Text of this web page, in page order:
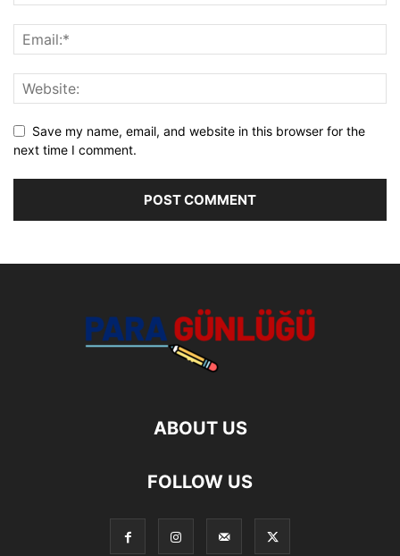
Save my name, email, and website in this browser for the
next time I comment.
ABOUT US
FOLLOW US